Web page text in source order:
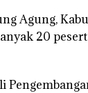
Agung,
20